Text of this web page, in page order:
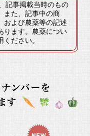
記事掲載当時のもの
また、記事中の商
および農薬等の記述
ります。農薬につい
ださい。